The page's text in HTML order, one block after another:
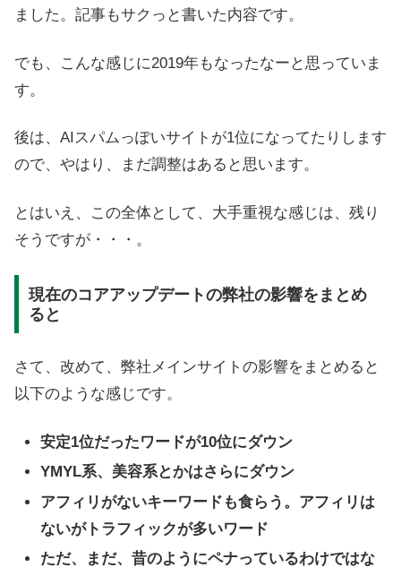
ました。記事もサクっと書いた内容です。
でも、こんな感じに2019年もなったなーと思っていま
す。
後は、AIスパムっぽいサイトが1位になってたりします
ので、やはり、まだ調整はあると思います。
とはいえ、この全体として、大手重視な感じは、残り
そうですが・・・。
現在のコアアップデートの弊社の影響をまとめ
ると
さて、改めて、弊社メインサイトの影響をまとめると
以下のような感じです。
安定1位だったワードが10位にダウン
YMYL系、美容系とかはさらにダウン
アフィリがないキーワードも食らう。アフィリは
ないがトラフィックが多いワード
ただ、まだ、昔のようにペナっているわけではな